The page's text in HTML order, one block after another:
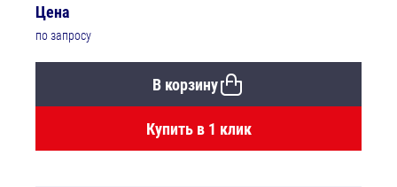
Цена
по запросу
В корзину
Купить в 1 клик